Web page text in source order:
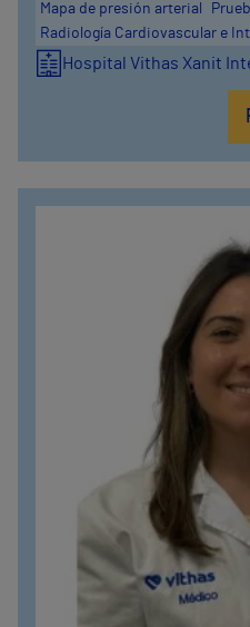
Mapa de presión arterial
Radiología Cardiovascular e
Hospital Vithas Xanit